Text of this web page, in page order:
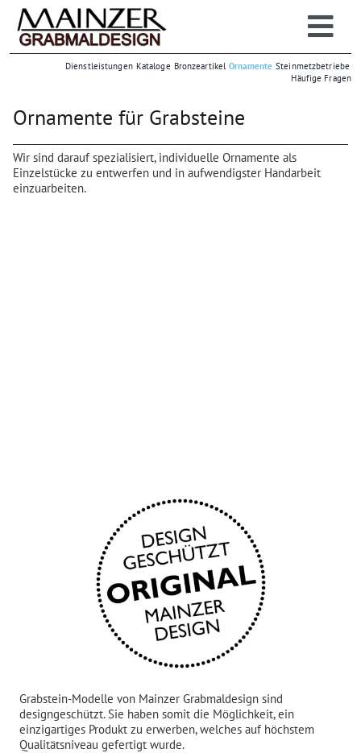
Zum
Inhalt
springen
Grabsteine
Großhandel
| Online-Lager
Dienstleistungen Kataloge Bronzeartikel Ornamente Steinmetzbetriebe
Häufige Fragen
Ornamente für Grabsteine
Wir sind darauf spezialisiert, individuelle Ornamente als
Einzelstücke zu entwerfen und in aufwendigster Handarbeit
einzuarbeiten.
Grabstein-Modelle von Mainzer Grabmaldesign sind
designgeschützt. Sie haben somit die Möglichkeit, ein
einzigartiges Produkt zu erwerben, welches auf höchstem
Qualitätsniveau gefertigt wurde.